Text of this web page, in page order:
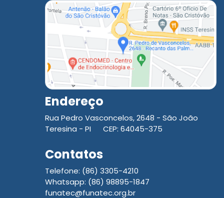
Endereço
Rua Pedro Vasconcelos, 2648 - São João
Teresina - PI CEP: 64045-375
Contatos
Telefone: (86) 3305-4210
Whatsapp: (86) 98895-1847
funatec@funatec.org.br